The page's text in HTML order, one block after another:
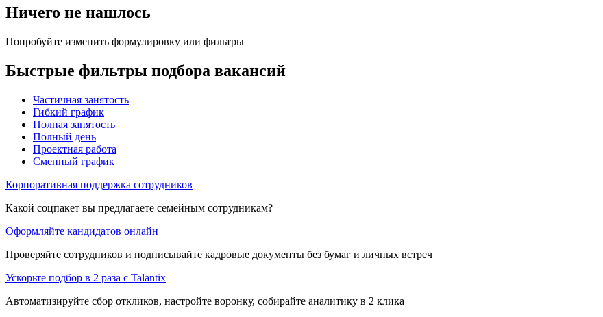
Ничего не нашлось
Попробуйте изменить формулировку или фильтры
Быстрые фильтры подбора вакансий
Частичная занятость
Гибкий график
Полная занятость
Полный день
Проектная работа
Сменный график
Корпоративная поддержка сотрудников
Какой соцпакет вы предлагаете семейным сотрудникам?
Оформляйте кандидатов онлайн
Проверяйте сотрудников и подписывайте кадровые документы без бумаг и личных встреч
Ускорьте подбор в 2 раза с Talantix
Автоматизируйте сбор откликов, настройте воронку, собирайте аналитику в 2 клика